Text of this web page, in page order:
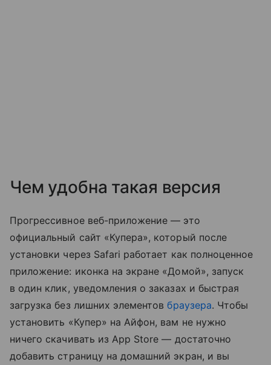
Чем удобна такая версия
Прогрессивное веб-приложение — это
официальный сайт «Купера», который после
установки через Safari работает как полноценное
приложение: иконка на экране «Домой», запуск
в один клик, уведомления о заказах и быстрая
загрузка без лишних элементовбраузера. Чтобы
установить «Купер» на Айфон, вам не нужно
ничего скачивать из App Store — достаточно
добавить страницу на домашний экран, и вы